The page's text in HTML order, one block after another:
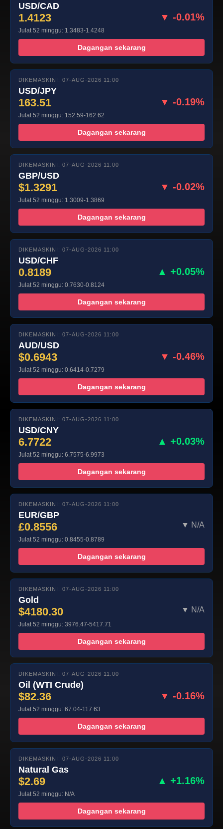
USD/CAD
1.4123 ▼ -0.01%
Julat 52 minggu: 1.3483-1.4248
Dagangan sekarang
DIKEMASKINI: 07-AUG-2026 11:00
USD/JPY
163.51 ▼ -0.19%
Julat 52 minggu: 152.59-162.62
Dagangan sekarang
DIKEMASKINI: 07-AUG-2026 11:00
GBP/USD
$1.3291 ▼ -0.02%
Julat 52 minggu: 1.3009-1.3869
Dagangan sekarang
DIKEMASKINI: 07-AUG-2026 11:00
USD/CHF
0.8189 ▲ +0.05%
Julat 52 minggu: 0.7630-0.8124
Dagangan sekarang
DIKEMASKINI: 07-AUG-2026 11:00
AUD/USD
$0.6943 ▼ -0.46%
Julat 52 minggu: 0.6414-0.7279
Dagangan sekarang
DIKEMASKINI: 07-AUG-2026 11:00
USD/CNY
6.7722 ▲ +0.03%
Julat 52 minggu: 6.7575-6.9973
Dagangan sekarang
DIKEMASKINI: 07-AUG-2026 11:00
EUR/GBP
£0.8556 ▼ N/A
Julat 52 minggu: 0.8455-0.8789
Dagangan sekarang
DIKEMASKINI: 07-AUG-2026 11:00
Gold
$4180.30 ▼ N/A
Julat 52 minggu: 3976.47-5417.71
Dagangan sekarang
DIKEMASKINI: 07-AUG-2026 11:00
Oil (WTI Crude)
$82.36 ▼ -0.16%
Julat 52 minggu: 67.04-117.63
Dagangan sekarang
DIKEMASKINI: 07-AUG-2026 11:00
Natural Gas
$2.69 ▲ +1.16%
Julat 52 minggu: N/A
Dagangan sekarang